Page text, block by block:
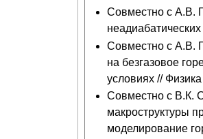
Совместно с А.В.
Совместно с А.В.
на безгазовое
условиях //
Совместно с В.К.
макроструктуры
моделирование